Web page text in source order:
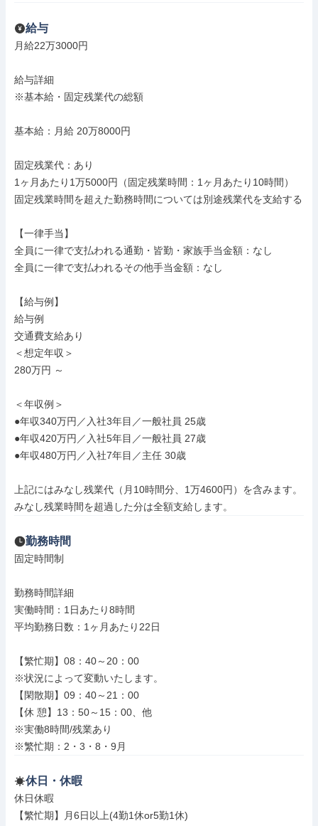
給与
月給22万3000円
給与詳細
※基本給・固定残業代の総額
基本給：月給 20万8000円
固定残業代：あり
1ヶ月あたり1万5000円（固定残業時間：1ヶ月あたり10時間）
固定残業時間を超えた勤務時間については別途残業代を支給する
【一律手当】
全員に一律で支払われる通勤・皆勤・家族手当金額：なし
全員に一律で支払われるその他手当金額：なし
【給与例】
給与例
交通費支給あり
＜想定年収＞
280万円 ～
＜年収例＞
●年収340万円／入社3年目／一般社員 25歳
●年収420万円／入社5年目／一般社員 27歳
●年収480万円／入社7年目／主任 30歳
上記にはみなし残業代（月10時間分、1万4600円）を含みます。
みなし残業時間を超過した分は全額支給します。
勤務時間
固定時間制
勤務時間詳細
実働時間：1日あたり8時間
平均勤務日数：1ヶ月あたり22日
【繁忙期】08：40～20：00
※状況によって変動いたします。
【閑散期】09：40～21：00
【休 憩】13：50～15：00、他
※実働8時間/残業あり
※繁忙期：2・3・8・9月
休日・休暇
休日休暇
【繁忙期】月6日以上(4勤1休or5勤1休)